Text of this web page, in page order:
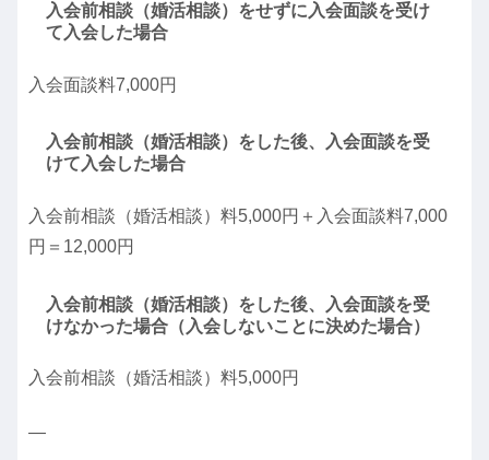
入会前相談（婚活相談）をせずに入会面談を受け
て入会した場合
入会面談料7,000円
入会前相談（婚活相談）をした後、入会面談を受
けて入会した場合
入会前相談（婚活相談）料5,000円＋入会面談料7,000
円＝12,000円
入会前相談（婚活相談）をした後、入会面談を受
けなかった場合（入会しないことに決めた場合）
入会前相談（婚活相談）料5,000円
—